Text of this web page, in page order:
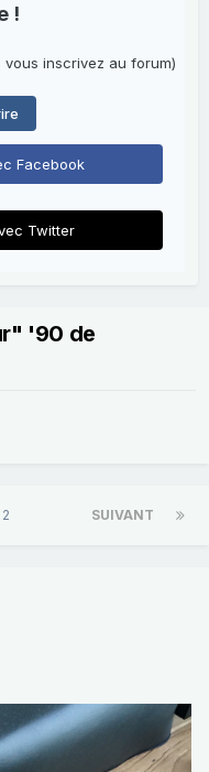
!
inscrivez au forum)
Facebook
Twitter
'90 de
SUIVANT